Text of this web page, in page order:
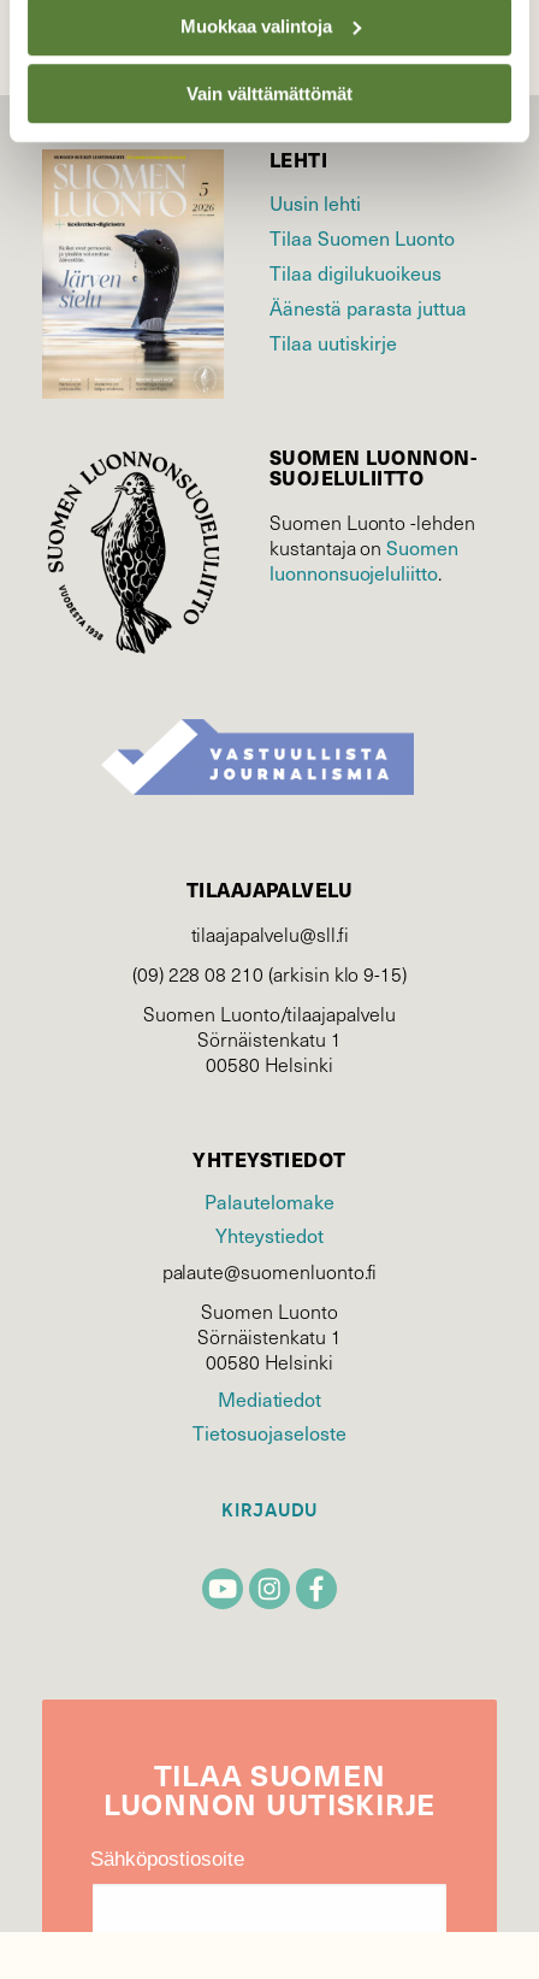
Muokkaa valintoja
Vain välttämättömät
LEHTI
Uusin lehti
Tilaa Suomen Luonto
Tilaa digilukuoikeus
Äänestä parasta juttua
Tilaa uutiskirje
SUOMEN LUONNON­
SUOJELU­LIITTO
Suomen Luonto -lehden
kustantaja onSuomen
luonnonsuojelu­liitto.
TILAAJAPALVELU
tilaajapalvelu@sll.fi
(09) 228 08 210 (arkisin klo 9-15)
Suomen Luonto/tilaajapalvelu
Sörnäistenkatu 1
00580 Helsinki
YHTEYSTIEDOT
Palautelomake
Yhteystiedot
palaute@suomenluonto.fi
Suomen Luonto
Sörnäistenkatu 1
00580 Helsinki
Mediatiedot
Tietosuojaseloste
KIRJAUDU
TILAA SUOMEN
LUONNON UUTIS­KIRJE
Sähköpostiosoite